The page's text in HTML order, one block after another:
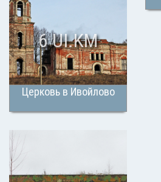
Церковь в Ивойлово
6 UI.KM